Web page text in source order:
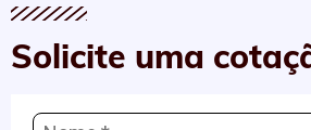
Solicite uma